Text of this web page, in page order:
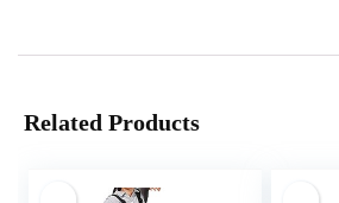
Related Products